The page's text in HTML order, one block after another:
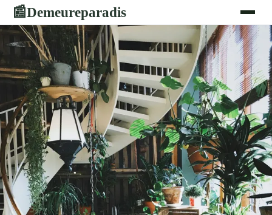
📰Demeureparadis